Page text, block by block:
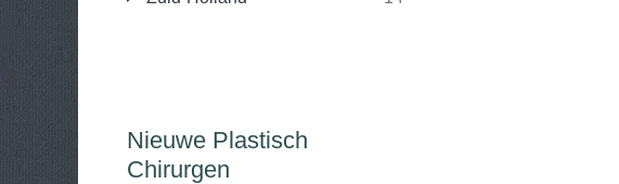
Nieuwe Plastisch
Chirurgen